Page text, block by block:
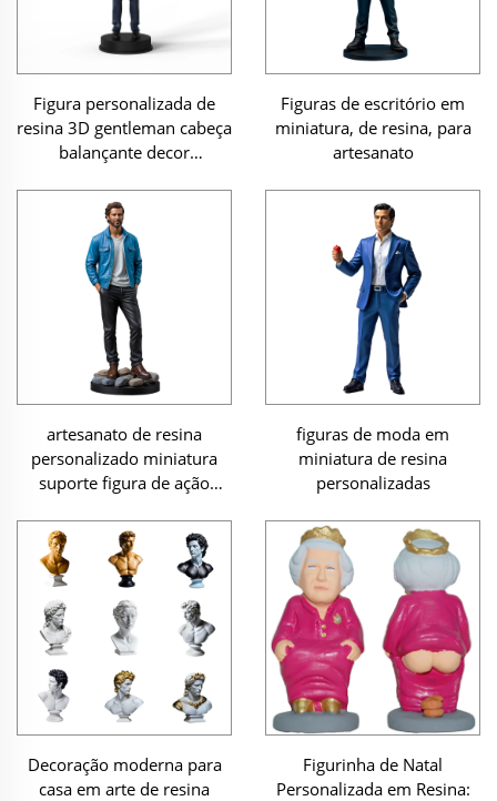
Figura personalizada de
resina 3D gentleman cabeça
balançante decor
personalizada decoração
para casa presentes
escultura
Figuras de escritório em
miniatura, de resina, para
artesanato
artesanato de resina
personalizado miniatura
suporte figura de ação
figuras de moda em
miniatura de resina
personalizadas
Decoração moderna para
casa em arte de resina
Figurinha de Natal
Personalizada em Resina: